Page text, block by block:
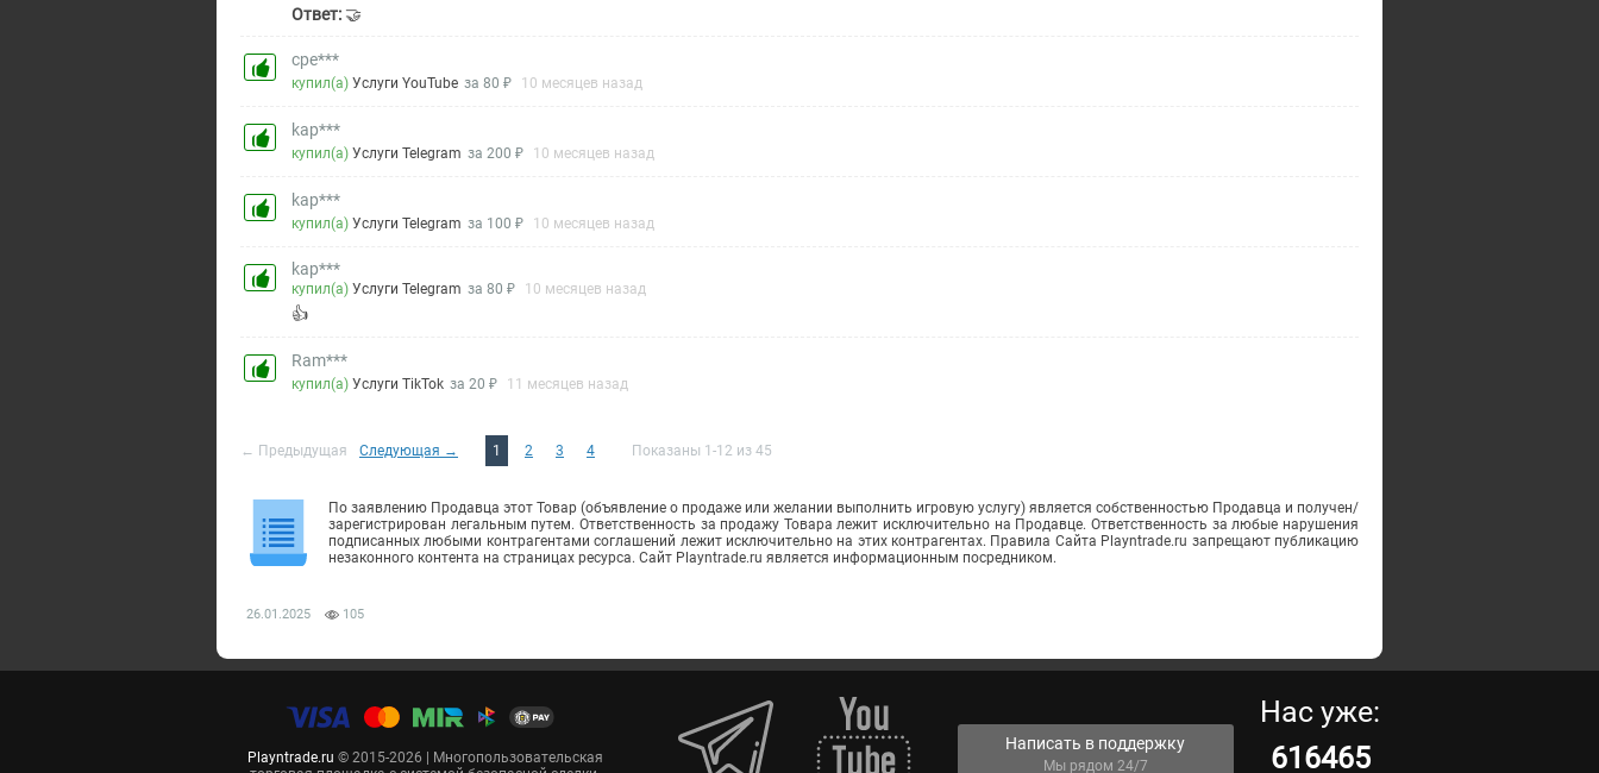
Ответ: 🤝
cpe***
купил(а)Услуги YouTube за 80 ₽ 10 месяцев назад
kap***
купил(а)Услуги Telegram за 200 ₽ 10 месяцев назад
kap***
купил(а)Услуги Telegram за 100 ₽ 10 месяцев назад
kap***
купил(а)Услуги Telegram за 80 ₽ 10 месяцев назад
👍
Ram***
купил(а)Услуги TikTok за 20 ₽ 11 месяцев назад
← Предыдущая Следующая → 1 2 3 4 Показаны 1-12 из 45
По заявлению Продавца этот Товар (объявление о продаже или желании выполнить игровую услугу) является собственностью Продавца и получен/
зарегистрирован легальным путем. Ответственность за продажу Товара лежит исключительно на Продавце. Ответственность за любые нарушения
подписанных любыми контрагентами соглашений лежит исключительно на этих контрагентах. Правила Сайта Playntrade.ru запрещают публикацию
незаконного контента на страницах ресурса. Сайт Playntrade.ru является информационным посредником.
26.01.2025 105
Playntrade.ru © 2015-2026 | Многопользовательская
Написать в поддержку
Мы рядом 24/7
Нас уже:
616465